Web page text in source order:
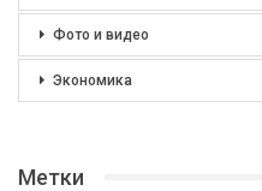
Фото и видео
Экономика
Метки